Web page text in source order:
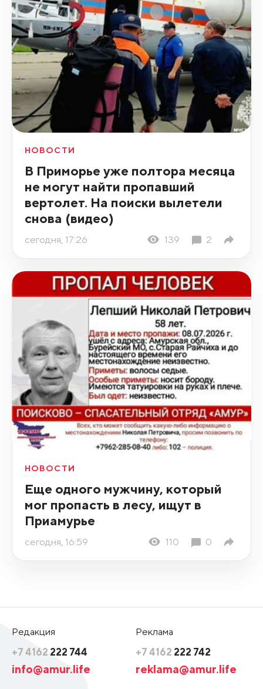
НОВОСТИ
В Приморье уже полтора месяца
не могут найти пропавший
вертолет. На поиски вылетели
снова (видео)
сегодня, 17:26 139 2
НОВОСТИ
Еще одного мужчину, который
мог пропасть в лесу, ищут в
Приамурье
сегодня, 16:59 110 0
Редакция
+7 4162 222 744
info@amur.life
Реклама
+7 4162 222 742
reklama@amur.life